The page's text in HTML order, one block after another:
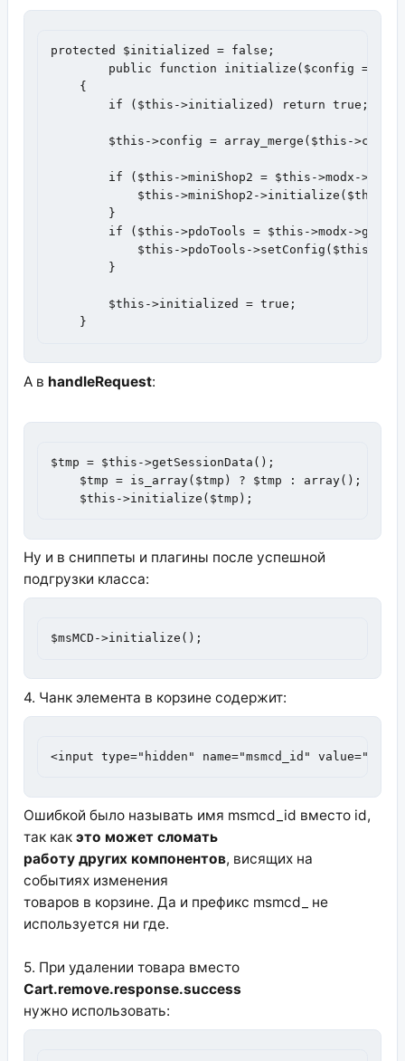
protected $initialized = false;
    {
        if ($this->initialized) return true;
$this->config = array_merge($this-
if ($this->miniShop2 = $this->modx-
$this->miniShop2->initialize($this-
        }
if ($this->pdoTools = $this->modx-
$this->pdoTools->setConfig($this-
        }
        $this->initialized = true;
    }
А в handleRequest:
$tmp = $this->getSessionData();
    $tmp = is_array($tmp) ? $tmp : array();
    $this->initialize($tmp);
Ну и в сниппеты и плагины после успешной
подгрузки класса:
$msMCD->initialize();
4. Чанк элемента в корзине содержит:
<input type="hidden" name="msmcd_id"
Ошибкой было называть имя msmcd_id вместо id,
так как это может сломать
работу других компонентов, висящих на
событиях изменения
товаров в корзине. Да и префикс msmcd_ не
используется ни где.
5. При удалении товара вместо
Cart.remove.response.success
нужно использовать: